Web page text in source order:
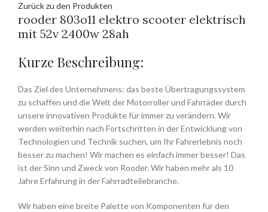
Zurück zu den Produkten
rooder 803o11 elektro scooter elektrisch
mit 52v 2400w 28ah
Kurze Beschreibung:
Das Ziel des Unternehmens: das beste Übertragungssystem
zu schaffen und die Welt der Motorroller und Fahrräder durch
unsere innovativen Produkte für immer zu verändern. Wir
werden weiterhin nach Fortschritten in der Entwicklung von
Technologien und Technik suchen, um Ihr Fahrerlebnis noch
besser zu machen! Wir machen es einfach immer besser! Das
ist der Sinn und Zweck von Rooder. Wir haben mehr als 10
Jahre Erfahrung in der Fahrradteilebranche.
Wir haben eine breite Palette von Komponenten für den